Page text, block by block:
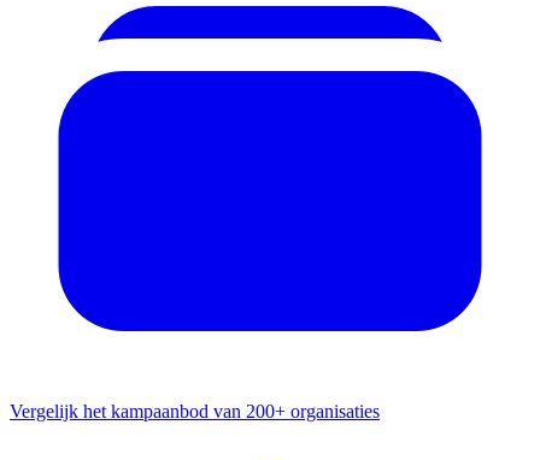
Vergelijk het kampaanbod van 200+ organisaties